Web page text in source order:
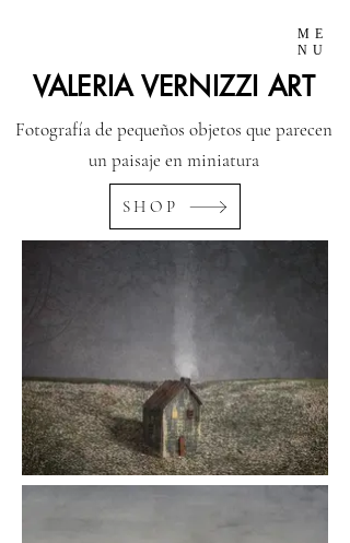
ME
NU
VALERIA VERNIZZI ART
Fotografía de pequeños objetos que parecen
un paisaje en miniatura
SHOP